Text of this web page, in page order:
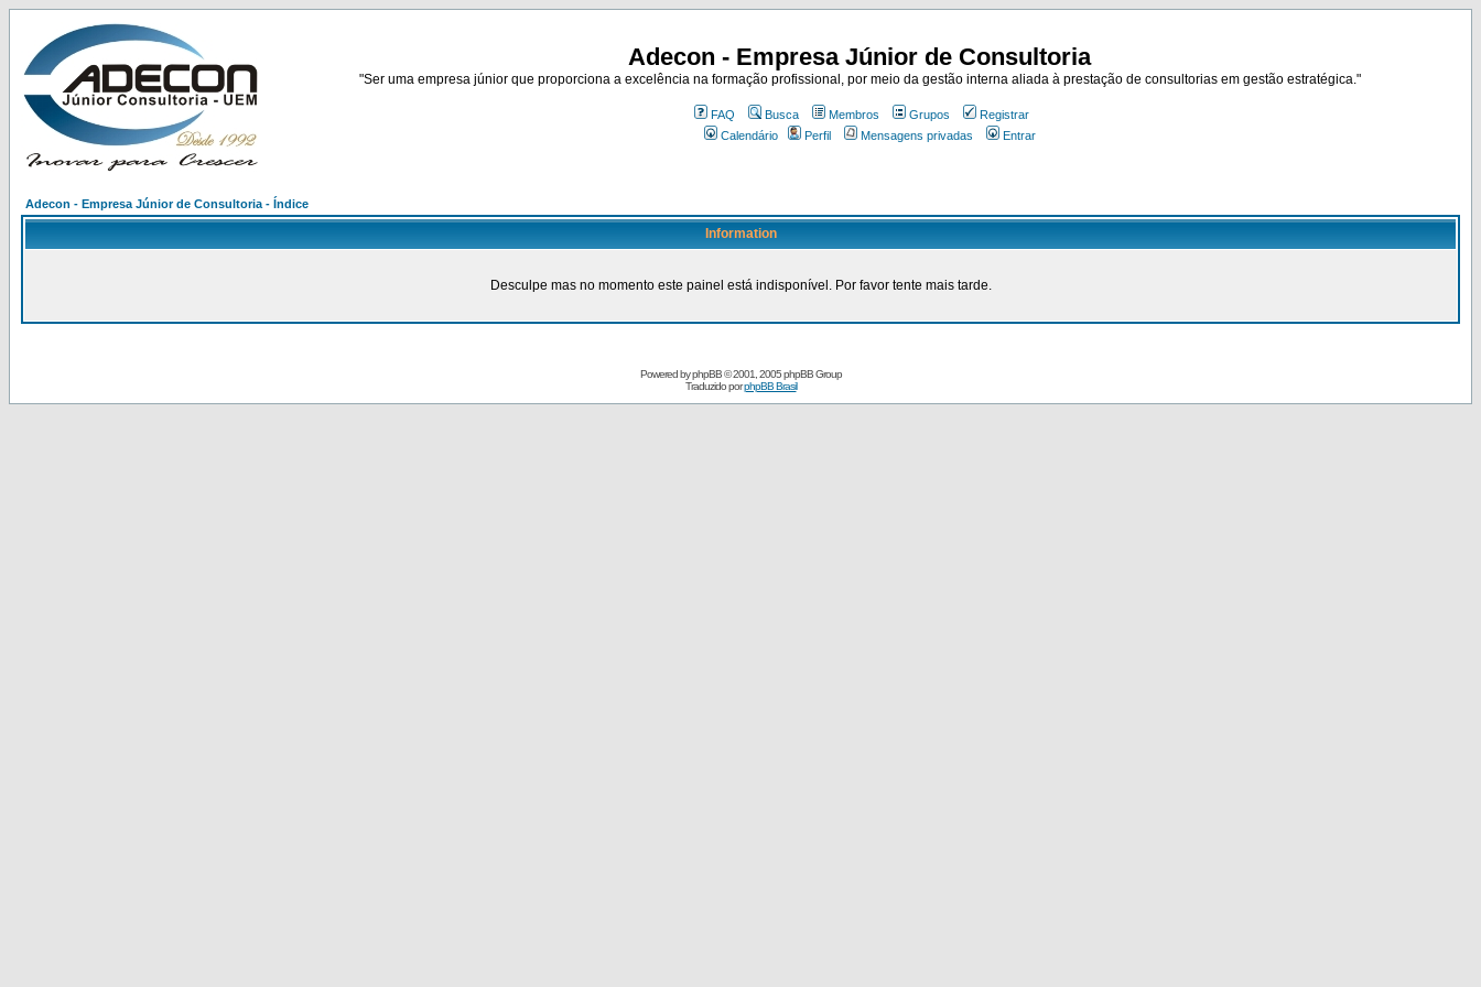
Adecon - Empresa Júnior de Consultoria
"Ser uma empresa júnior que proporciona a excelência na formação profissional, por meio da gestão interna aliada à prestação de consultorias em gestão estratégica."
FAQ Busca Membros Grupos
Registrar
Calendário
Perfil Mensagens privadas Entrar
Adecon - Empresa Júnior de Consultoria - Índice
Information
Desculpe mas no momento este painel está indisponível. Por favor tente mais tarde.
Powered byphpBB© 2001, 2005 phpBB Group
Traduzido porphpBB Brasil